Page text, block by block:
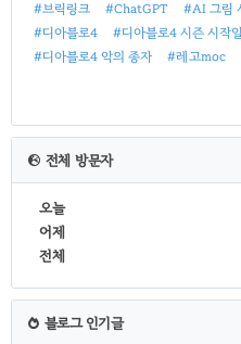
#브릭링크
#ChatGPT #AI 그림
#디아블로4
#디아블로4 시즌 시작일
#디아블로4 악의 종자
#레고moc
전체 방문자
오늘
어제
전체
블로그 인기글